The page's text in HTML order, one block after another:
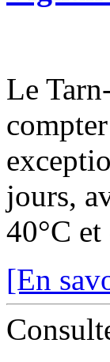
Le
jours,
40°C
[En